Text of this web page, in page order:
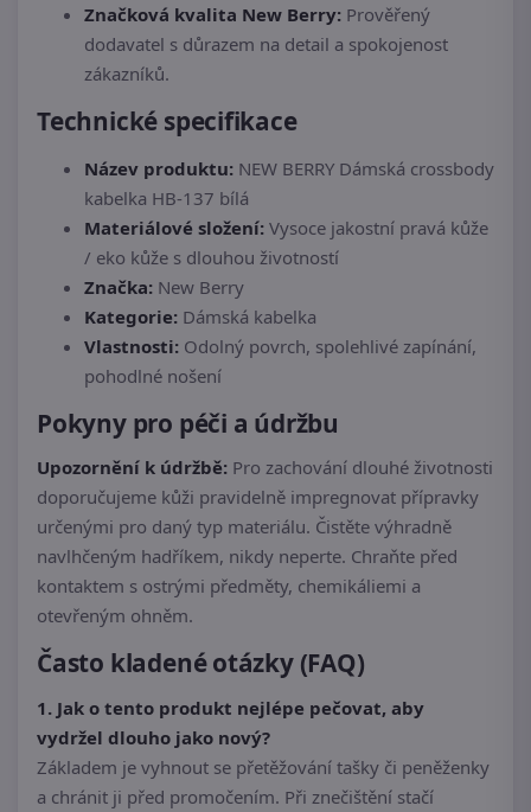
Značková kvalita New Berry: Prověřený
dodavatel s důrazem na detail a spokojenost
zákazníků.
Technické specifikace
Název produktu: NEW BERRY Dámská crossbody
kabelka HB-137 bílá
Materiálové složení: Vysoce jakostní pravá kůže
/ eko kůže s dlouhou životností
Značka: New Berry
Kategorie: Dámská kabelka
Vlastnosti: Odolný povrch, spolehlivé zapínání,
pohodlné nošení
Pokyny pro péči a údržbu
Upozornění k údržbě: Pro zachování dlouhé životnosti
doporučujeme kůži pravidelně impregnovat přípravky
určenými pro daný typ materiálu. Čistěte výhradně
navlhčeným hadříkem, nikdy neperte. Chraňte před
kontaktem s ostrými předměty, chemikáliemi a
otevřeným ohněm.
Často kladené otázky (FAQ)
1. Jak o tento produkt nejlépe pečovat, aby
vydržel dlouho jako nový?
Základem je vyhnout se přetěžování tašky či peněženky
a chránit ji před promočením. Při znečištění stačí